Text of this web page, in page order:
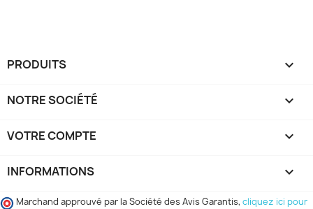
PRODUITS 
NOTRE SOCIÉTÉ 
VOTRE COMPTE 
INFORMATIONS keyboard_arrow_down
Marchand approuvé par la Société des Avis Garantis, cliquez ici pour